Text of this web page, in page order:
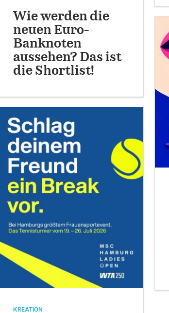
Wie werden die
neuen Euro-
Banknoten
aussehen? Das ist
die Shortlist!
KREATION